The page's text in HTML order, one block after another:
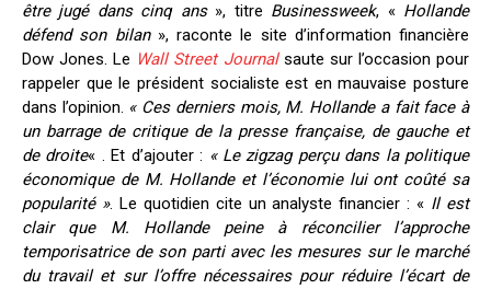
être jugé dans cinq ans », titre Businessweek, « Hollande
défend son bilan», raconte le site d’information financière
Dow Jones. Le Wall Street Journalsaute sur l’occasion pour
rappeler que le président socialiste est en mauvaise posture
dans l’opinion. « Ces derniers mois, M. Hollande a fait face à
un barrage de critique de la presse française, de gauche et
de droite« . Et d’ajouter : « Le zigzag perçu dans la politique
économique de M. Hollande et l’économie lui ont coûté sa
popularité ». Le quotidien cite un analyste financier : « Il est
clair que M. Hollande peine à réconcilier l’approche
temporisatrice de son parti avec les mesures sur le marché
du travail et sur l’offre nécessaires pour réduire l’écart de